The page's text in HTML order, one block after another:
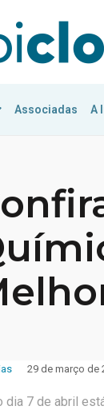
Associadas A
29 de março de
dia 7 de abril